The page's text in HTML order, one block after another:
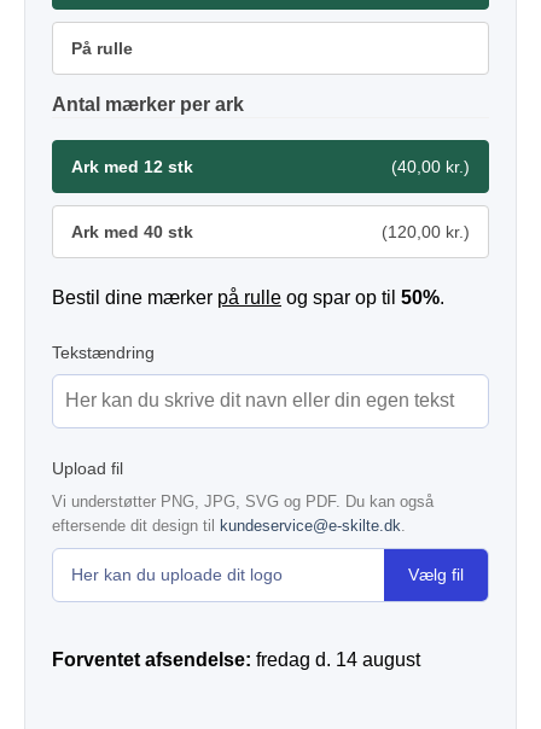
På rulle
Antal mærker per ark
Ark med 12 stk (40,00 kr.)
Ark med 40 stk (120,00 kr.)
Bestil dine mærker på rulle og spar op til 50%.
Tekstændring
Upload fil
Vi understøtter PNG, JPG, SVG og PDF. Du kan også
eftersende dit design til
kundeservice@e-skilte.dk
Her kan du uploade dit logo Vælg fil
Forventet afsendelse: fredag d. 14 august